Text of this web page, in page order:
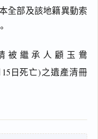
全部及該地籍異動索
被繼承人顧玉鴦
15日死亡)之遺產清冊